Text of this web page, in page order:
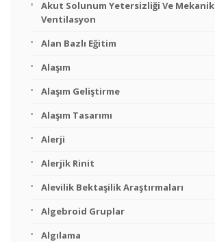
Akut Solunum Yetersizliği Ve Mekanik
Ventilasyon
Alan Bazlı Eğitim
Alaşım
Alaşım Geliştirme
Alaşım Tasarımı
Alerji
Alerjik Rinit
Alevilik Bektaşilik Araştırmaları
Algebroid Gruplar
Algılama